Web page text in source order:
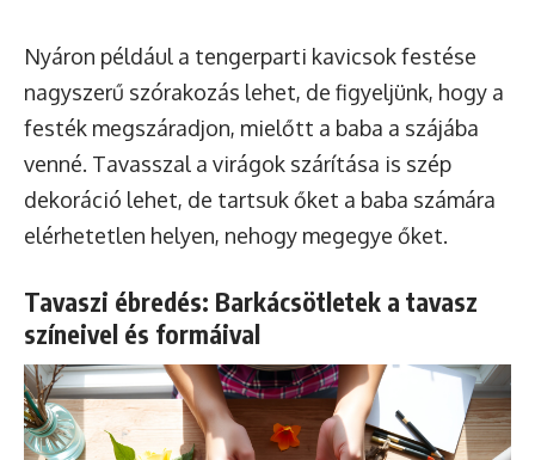
Nyáron például a tengerparti kavicsok festése
nagyszerű szórakozás lehet, de figyeljünk, hogy a
festék megszáradjon, mielőtt a baba a szájába
venné. Tavasszal a virágok szárítása is szép
dekoráció lehet, de tartsuk őket a baba számára
elérhetetlen helyen, nehogy megegye őket.
Tavaszi ébredés: Barkácsötletek a tavasz
színeivel és formáival